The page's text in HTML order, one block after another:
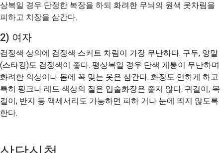
상복일 경우 단정한 복장을 하되 화려한 무늬의 원색 옷차림을
피하고 치장을 삼간다.
2) 여자
검정색 상의에 검정색 스커트 차림이 가장 무난하다. 구두, 양말
(스타킹)도 검정색이 좋다. 평상복일 경우 단색 계통이 무난하며
화려한 의상이나 몸에 꼭 맞는 옷은 삼간다. 화장도 연하게 하고
특히 핑크나 레드 색상의 짙은 입술화장은 좋지 않다. 귀걸이, 목
걸이, 반지 등 액세서리도 가능하면 피하 거나 눈에 띄지 않도록
한다.